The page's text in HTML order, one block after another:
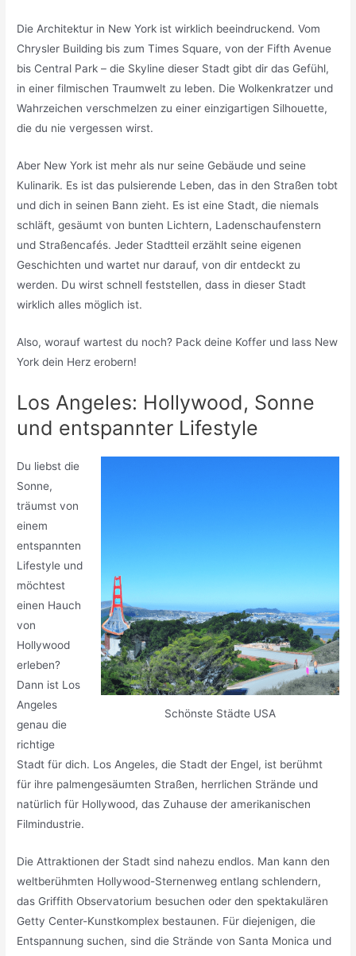
Die Architektur in New York ist wirklich beeindruckend. Vom
Chrysler Building bis zum Times Square, von der Fifth Avenue
bis Central Park – die Skyline dieser Stadt gibt dir das Gefühl,
in einer filmischen Traumwelt zu leben. Die Wolkenkratzer und
Wahrzeichen verschmelzen zu einer einzigartigen Silhouette,
die du nie vergessen wirst.
Aber New York ist mehr als nur seine Gebäude und seine
Kulinarik. Es ist das pulsierende Leben, das in den Straßen tobt
und dich in seinen Bann zieht. Es ist eine Stadt, die niemals
schläft, gesäumt von bunten Lichtern, Ladenschaufenstern
und Straßencafés. Jeder Stadtteil erzählt seine eigenen
Geschichten und wartet nur darauf, von dir entdeckt zu
werden. Du wirst schnell feststellen, dass in dieser Stadt
wirklich alles möglich ist.
Also, worauf wartest du noch? Pack deine Koffer und lass New
York dein Herz erobern!
Los Angeles: Hollywood, Sonne
und entspannter Lifestyle
Schönste Städte USA
Du liebst die
Sonne,
träumst von
einem
entspannten
Lifestyle und
möchtest
einen Hauch
von
Hollywood
erleben?
Dann ist Los
Angeles
genau die
richtige
Stadt für dich. Los Angeles, die Stadt der Engel, ist berühmt
für ihre palmengesäumten Straßen, herrlichen Strände und
natürlich für Hollywood, das Zuhause der amerikanischen
Filmindustrie.
Die Attraktionen der Stadt sind nahezu endlos. Man kann den
weltberühmten Hollywood-Sternenweg entlang schlendern,
das Griffith Observatorium besuchen oder den spektakulären
Getty Center-Kunstkomplex bestaunen. Für diejenigen, die
Entspannung suchen, sind die Strände von Santa Monica und